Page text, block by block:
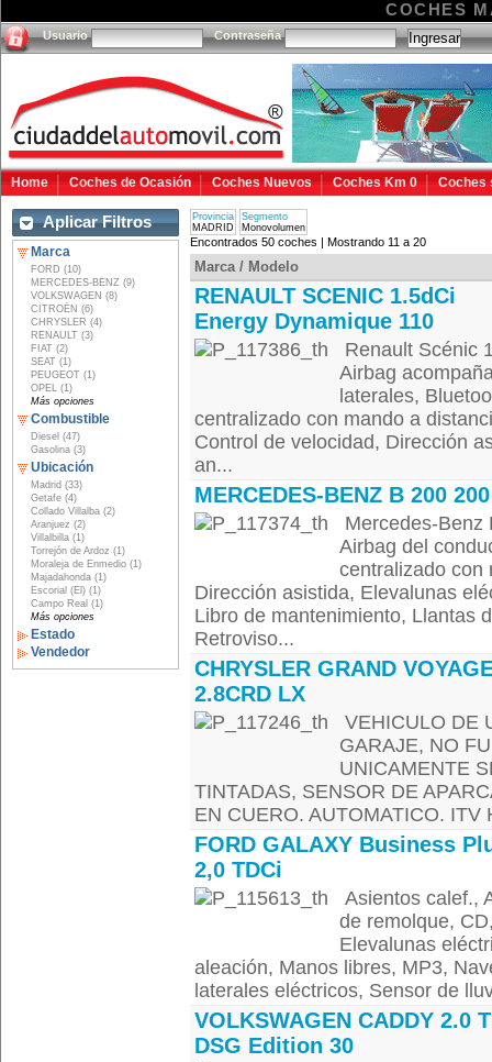
COCHES
Usuario Contraseña
Home Coches de Ocasión Coches Nuevos Coches Km 0 Coches
Aplicar Filtros
Marca
FORD (10)
MERCEDES-BENZ (9)
VOLKSWAGEN (8)
CITROËN (6)
CHRYSLER (4)
RENAULT (3)
FIAT (2)
SEAT (1)
PEUGEOT (1)
OPEL (1)
Más opciones
Combustible
Diesel (47)
Gasolina (3)
Ubicación
Madrid (33)
Getafe (4)
Collado Villalba (2)
Aranjuez (2)
Villalbilla (1)
Torrejón de Ardoz (1)
Moraleja de Enmedio (1)
Majadahonda (1)
Escorial (El) (1)
Campo Real (1)
Más opciones
Estado
Vendedor
Provincia
MADRID
Segmento
Monovolumen
Encontrados 50 coches | Mostrando 11 a 20
Marca / Modelo
RENAULT SCENIC 1.5dCi
Energy Dynamique 110
Renault Scénic
Airbag
laterales,
centralizado con mando a
Control de velocidad, Dirección
an...
MERCEDES-BENZ B 200
Mercedes-Benz
Airbag del
centralizado con
Dirección asistida, Elevalunas
Libro de mantenimiento, Llantas
Retroviso...
CHRYSLER GRAND
2.8CRD LX
VEHICULO DE
GARAJE, NO
UNICAMENTE
TINTADAS, SENSOR DE
EN CUERO. AUTOMATICO. ITV
FORD GALAXY Business
2,0 TDCi
Asientos calef.,
de remolque,
Elevalunas
aleación, Manos libres, MP3,
laterales eléctricos, Sensor de
VOLKSWAGEN CADDY 2.0
DSG Edition 30